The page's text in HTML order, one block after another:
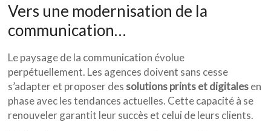
Vers une modernisation de la
communication…
Le paysage de la communication évolue
perpétuellement. Les agences doivent sans cesse
s’adapter et proposer des solutions prints et digitalesen
phase avec les tendances actuelles. Cette capacité à se
renouveler garantit leur succès et celui de leurs clients.